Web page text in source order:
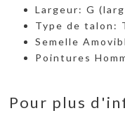
Largeur: G
Type de talon:
Semelle
Pointures
Pour plus